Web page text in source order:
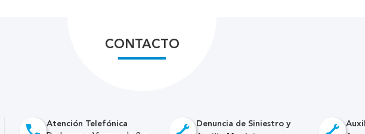
CONTACTO
Atención Telefónica
Denuncia de Siniestro y